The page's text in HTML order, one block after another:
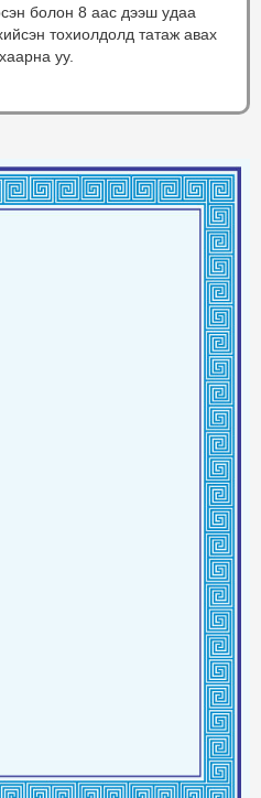
болон 8 аас дээш удаа
тохиолдолд татаж авах
уу.